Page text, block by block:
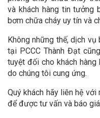
và khách hàng tin tưởng
bơm chữa cháy uy tín và
Không những thế, dịch
tại PCCC Thành Đạt
tuyệt đối cho khách
do chúng tôi cung ứng.
Quý khách hãy liên hệ
để được tư vấn và báo